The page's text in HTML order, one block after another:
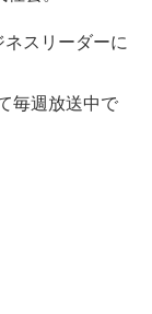
スリーダーに
毎週放送中で